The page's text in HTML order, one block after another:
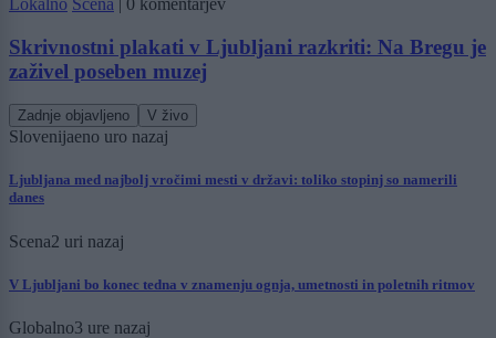
Skrivnostni plakati v Ljubljani razkriti: Na Bregu je
zaživel poseben muzej
Zadnje objavljeno V živo
Slovenijaeno uro nazaj
Ljubljana med najbolj vročimi mesti v državi: toliko stopinj so namerili
danes
Scena2 uri nazaj
V Ljubljani bo konec tedna v znamenju ognja, umetnosti in poletnih ritmov
Globalno3 ure nazaj